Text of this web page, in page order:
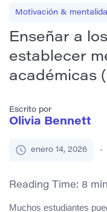
Motivación &
Enseñar a
establecer
académicas
Escrito por
Olivia Bennett
enero 14, 2026
Reading Time: 8
Muchos estudiantes